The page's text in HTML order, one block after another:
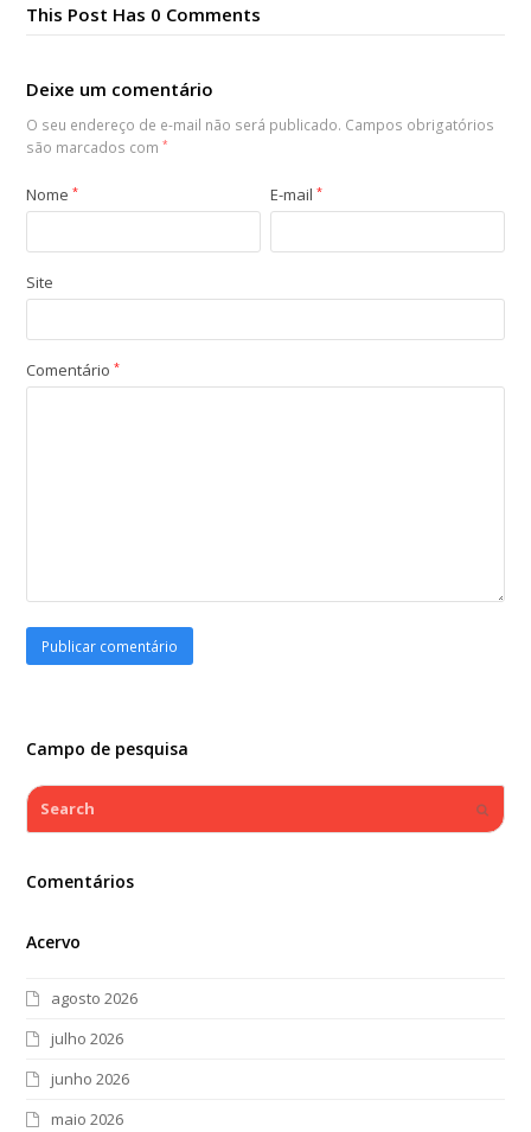
This Post Has 0 Comments
Deixe um comentário
O seu endereço de e-mail não será publicado. Campos obrigatórios
são marcados com*
Nome* E-mail*
Site
Comentário*
Campo de pesquisa
Search
Comentários
Acervo
agosto 2026
julho 2026
junho 2026
maio 2026